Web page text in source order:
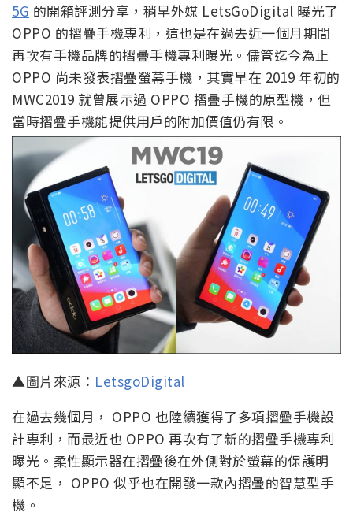
5G 的開箱評測分享，稍早外媒 LetsGoDigital 曝光了
OPPO 的摺疊手機專利，這也是在過去近一個月期間
再次有手機品牌的摺疊手機專利曝光。儘管迄今為止
OPPO 尚未發表摺疊螢幕手機，其實早在 2019 年初的
MWC2019 就曾展示過 OPPO 摺疊手機的原型機，但
當時摺疊手機能提供用戶的附加價值仍有限。
▲圖片來源： LetsgoDigital
在過去幾個月， OPPO 也陸續獲得了多項摺疊手機設
計專利，而最近也 OPPO 再次有了新的摺疊手機專利
曝光。柔性顯示器在摺疊後在外側對於螢幕的保護明
顯不足， OPPO 似乎也在開發一款內摺疊的智慧型手
機。